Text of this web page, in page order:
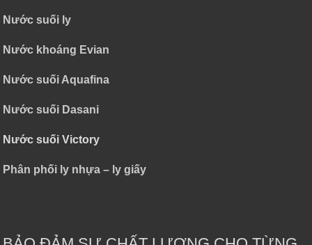
Nước suối ly
Nước khoáng Evian
Nước suối Aquafina
Nước suối Dasani
Nước suối Victory
Phân phối ly nhựa – ly giấy